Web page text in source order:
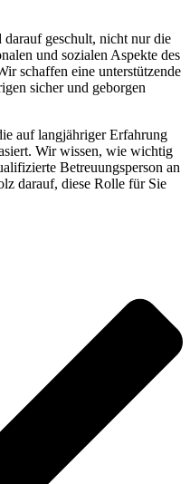
darauf geschult, nicht nur die
und sozialen Aspekte des
schaffen eine unterstützende
sicher und geborgen
auf langjähriger Erfahrung
Wir wissen, wie wichtig
Betreuungsperson an
darauf, diese Rolle für Sie